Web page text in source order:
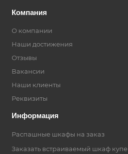
Компания
О компании
Наши достижения
Отзывы
Вакансии
Наши клиенты
Реквизиты
Информация
Распашные шкафы на заказ
Заказать встраиваемый шкаф купе